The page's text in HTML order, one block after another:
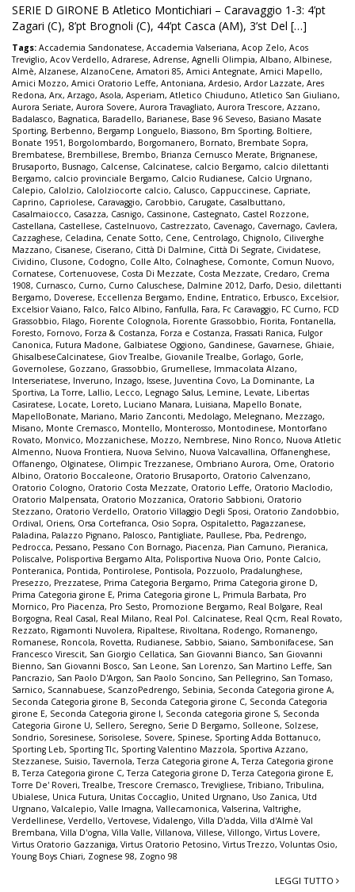
SERIE D GIRONE B Atletico Montichiari – Caravaggio 1-3: 4’pt
Zagari (C), 8’pt Brognoli (C), 44’pt Casca (AM), 3’st Del […]
Tags: Accademia Sandonatese, Accademia Valseriana, Acop Zelo, Acos
Treviglio, Acov Verdello, Adrarese, Adrense, Agnelli Olimpia, Albano, Albinese,
Almè, Alzanese, AlzanoCene, Amatori 85, Amici Antegnate, Amici Mapello,
Amici Mozzo, Amici Oratorio Leffe, Antoniana, Ardesio, Ardor Lazzate, Ares
Redona, Arx, Arzago, Asola, Asperiam, Atletico Chiuduno, Atletico San Giuliano,
Aurora Seriate, Aurora Sovere, Aurora Travagliato, Aurora Trescore, Azzano,
Badalasco, Bagnatica, Baradello, Barianese, Base 96 Seveso, Basiano Masate
Sporting, Berbenno, Bergamp Longuelo, Biassono, Bm Sporting, Boltiere,
Bonate 1951, Borgolombardo, Borgomanero, Bornato, Brembate Sopra,
Brembatese, Brembillese, Brembo, Brianza Cernusco Merate, Brignanese,
Brusaporto, Busnago, Calcense, Calcinatese, calcio Bergamo, calcio dilettanti
Bergamo, calcio provinciale Bergamo, Calcio Rudianese, Calcio Urgnano,
Calepio, Calolzio, Calolziocorte calcio, Calusco, Cappuccinese, Capriate,
Caprino, Capriolese, Caravaggio, Carobbio, Carugate, Casalbuttano,
Casalmaiocco, Casazza, Casnigo, Cassinone, Castegnato, Castel Rozzone,
Castellana, Castellese, Castelnuovo, Castrezzato, Cavenago, Cavernago, Cavlera,
Cazzaghese, Celadina, Cenate Sotto, Cene, Centrolago, Chignolo, Ciliverghe
Mazzano, Cisanese, Ciserano, Città Di Dalmine, Città Di Segrate, Cividatese,
Cividino, Clusone, Codogno, Colle Alto, Colnaghese, Comonte, Comun Nuovo,
Cornatese, Cortenuovese, Costa Di Mezzate, Costa Mezzate, Credaro, Crema
1908, Curnasco, Curno, Curno Caluschese, Dalmine 2012, Darfo, Desio, dilettanti
Bergamo, Doverese, Eccellenza Bergamo, Endine, Entratico, Erbusco, Excelsior,
Excelsior Vaiano, Falco, Falco Albino, Fanfulla, Fara, Fc Caravaggio, FC Curno, FCD
Grassobbio, Filago, Fiorente Colognola, Fiorente Grassobbio, Fiorita, Fontanella,
Foresto, Fornovo, Forza & Costanza, Forza e Costanza, Frassati Ranica, Fulgor
Canonica, Futura Madone, Galbiatese Oggiono, Gandinese, Gavarnese, Ghiaie,
GhisalbeseCalcinatese, Giov Trealbe, Giovanile Trealbe, Gorlago, Gorle,
Governolese, Gozzano, Grassobbio, Grumellese, Immacolata Alzano,
Interseriatese, Inveruno, Inzago, Issese, Juventina Covo, La Dominante, La
Sportiva, La Torre, Lallio, Lecco, Legnago Salus, Lemine, Levate, Libertas
Casiratese, Locate, Loreto, Luciano Manara, Luisiana, Mapello Bonate,
MapelloBonate, Mariano, Mario Zanconti, Medolago, Melegnano, Mezzago,
Misano, Monte Cremasco, Montello, Monterosso, Montodinese, Montorfano
Rovato, Monvico, Mozzanichese, Mozzo, Nembrese, Nino Ronco, Nuova Atletic
Almenno, Nuova Frontiera, Nuova Selvino, Nuova Valcavallina, Offanenghese,
Offanengo, Olginatese, Olimpic Trezzanese, Ombriano Aurora, Ome, Oratorio
Albino, Oratorio Boccaleone, Oratorio Brusaporto, Oratorio Calvenzano,
Oratorio Cologno, Oratorio Costa Mezzate, Oratorio Leffe, Oratorio Maclodio,
Oratorio Malpensata, Oratorio Mozzanica, Oratorio Sabbioni, Oratorio
Stezzano, Oratorio Verdello, Oratorio Villaggio Degli Sposi, Oratorio Zandobbio,
Ordival, Oriens, Orsa Cortefranca, Osio Sopra, Ospitaletto, Pagazzanese,
Paladina, Palazzo Pignano, Palosco, Pantigliate, Paullese, Pba, Pedrengo,
Pedrocca, Pessano, Pessano Con Bornago, Piacenza, Pian Camuno, Pieranica,
Poliscalve, Polisportiva Bergamo Alta, Polisportiva Nuova Orio, Ponte Calcio,
Ponteranica, Pontida, Pontirolese, Pontisola, Pozzuolo, Pradalunghese,
Presezzo, Prezzatese, Prima Categoria Bergamo, Prima Categoria girone D,
Prima Categoria girone E, Prima Categoria girone L , Primula Barbata, Pro
Mornico, Pro Piacenza, Pro Sesto, Promozione Bergamo, Real Bolgare, Real
Borgogna, Real Casal, Real Milano, Real Pol. Calcinatese, Real Qcm, Real Rovato,
Rezzato, Rigamonti Nuvolera, Ripaltese, Rivoltana, Rodengo, Romanengo,
Romanese, Roncola, Rovetta, Rudianese, Sabbio, Saiano, Sambonifacese, San
Francesco Virescit, San Giorgio Cellatica, San Giovanni Bianco, San Giovanni
Bienno, San Giovanni Bosco, San Leone, San Lorenzo, San Martino Leffe, San
Pancrazio, San Paolo D'Argon, San Paolo Soncino, San Pellegrino, San Tomaso,
Sarnico, Scannabuese, ScanzoPedrengo, Sebinia, Seconda Categoria girone A,
Seconda Categoria girone B, Seconda Categoria girone C, Seconda Categoria
girone E, Seconda Categoria girone I, Seconda categoria girone S, Seconda
Categoria Girone U, Sellero, Seregno, Serie D Bergamo, Solleone, Solzese,
Sondrio, Soresinese, Sorisolese, Sovere, Spinese, Sporting Adda Bottanuco,
Sporting Leb, Sporting Tlc, Sporting Valentino Mazzola, Sportiva Azzano,
Stezzanese, Suisio,Tavernola,Terza Categoria girone A,Terza Categoria girone
B,Terza Categoria girone C,Terza Categoria girone D,Terza Categoria girone E,
Torre De' Roveri,Trealbe,Trescore Cremasco,Trevigliese,Tribiano,Tribulina,
Ubialese, Unica Futura, Unitas Coccaglio, United Urgnano, Uso Zanica, Utd
Urgnano, Valcalepio, Valle Imagna, Vallecamonica, Valserina, Valtrighe,
Verdellinese, Verdello, Vertovese, Vidalengo, Villa D'adda, Villa d'Almè Val
Brembana, Villa D'ogna, Villa Valle, Villanova, Villese, Villongo, Virtus Lovere,
Virtus Oratorio Gazzaniga, Virtus Oratorio Petosino, Virtus Trezzo, Voluntas Osio,
Young Boys Chiari, Zognese 98, Zogno 98
LEGGI TUTTO